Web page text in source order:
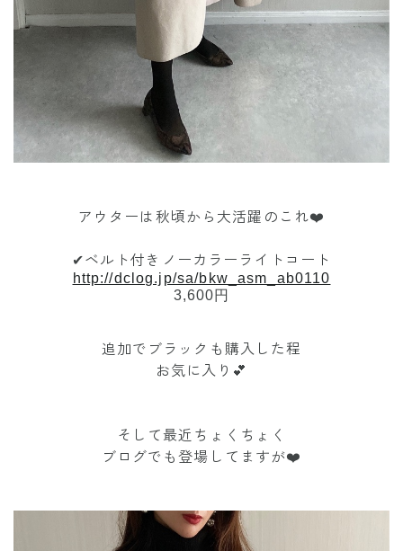
アウターは秋頃から大活躍のこれ❤️
✔︎ベルト付きノーカラーライトコート
http://dclog.jp/sa/bkw_asm_ab0110
3,600円
追加でブラックも購入した程
お気に入り💕
そして最近ちょくちょく
ブログでも登場してますが❤️